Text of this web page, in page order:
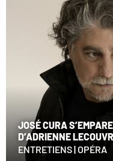
JOSÉ CURA
D’ADRIENNE
ENTRETIENS|OPÉRA